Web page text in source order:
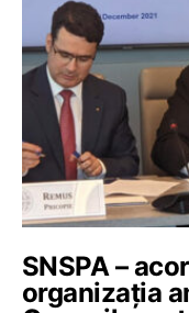
SNSPA –
organizația